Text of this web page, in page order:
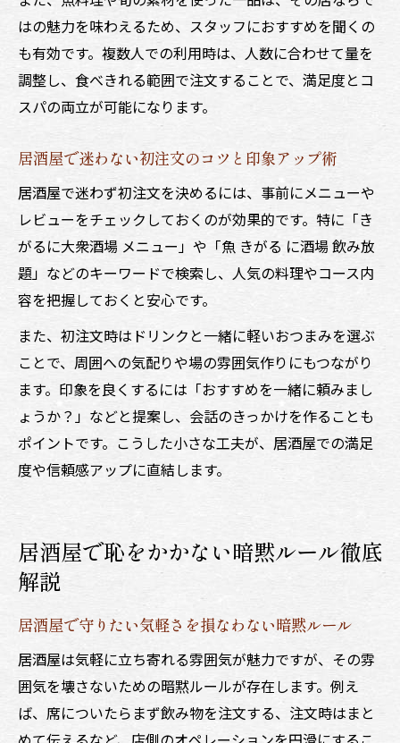
はの魅力を味わえるため、スタッフにおすすめを聞くの
も有効です。複数人での利用時は、人数に合わせて量を
調整し、食べきれる範囲で注文することで、満足度とコ
スパの両立が可能になります。
居酒屋で迷わない初注文のコツと印象アップ術
居酒屋で迷わず初注文を決めるには、事前にメニューや
レビューをチェックしておくのが効果的です。特に「き
がるに大衆酒場 メニュー」や「魚 きがる に酒場 飲み放
題」などのキーワードで検索し、人気の料理やコース内
容を把握しておくと安心です。
また、初注文時はドリンクと一緒に軽いおつまみを選ぶ
ことで、周囲への気配りや場の雰囲気作りにもつながり
ます。印象を良くするには「おすすめを一緒に頼みまし
ょうか？」などと提案し、会話のきっかけを作ることも
ポイントです。こうした小さな工夫が、居酒屋での満足
度や信頼感アップに直結します。
居酒屋で恥をかかない暗黙ルール徹底
解説
居酒屋で守りたい気軽さを損なわない暗黙ルール
居酒屋は気軽に立ち寄れる雰囲気が魅力ですが、その雰
囲気を壊さないための暗黙ルールが存在します。例え
ば、席についたらまず飲み物を注文する、注文時はまと